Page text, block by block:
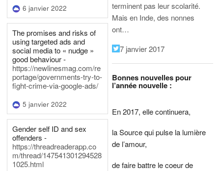
6 janvier 2022
The promises and risks of
using targeted ads and
social media to « nudge »
good behaviour -
https://newlinesmag.com/re
portage/governments-try-to-
fight-crime-via-google-ads/
5 janvier 2022
Gender self ID and sex
offenders -
https://threadreaderapp.co
m/thread/147541301294528
1025.html
terminent pas leur scolarité.
Mais en Inde, des nonnes
ont…
7 janvier 2017
Bonnes nouvelles pour
l’année nouvelle :
En 2017, elle continuera,
la Source qui pulse la lumière
de l’amour,
de faire battre le coeur de